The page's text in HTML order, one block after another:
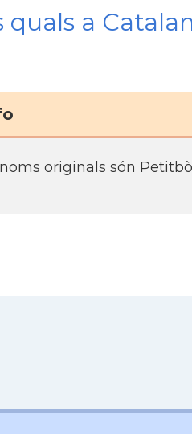
quals a
originals són